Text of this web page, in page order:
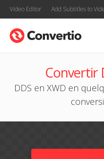
Video Editor Add Subtitles to
Convertir
DDS en XWD en